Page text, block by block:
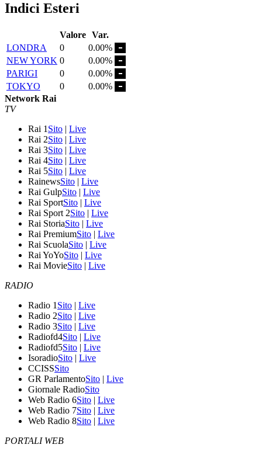
Indici Esteri
Valore Var.
LONDRA
0
0.00%
NEW YORK 0
0.00%
PARIGI
0
0.00%
TOKYO
0
0.00%
Network Rai
TV
Rai 1 Sito | Live
Rai 2Sito | Live
Rai 3Sito | Live
Rai 4Sito | Live
Rai 5Sito | Live
RainewsSito | Live
Rai GulpSito | Live
Rai SportSito | Live
Rai Sport 2Sito | Live
Rai StoriaSito | Live
Rai PremiumSito | Live
Rai ScuolaSito | Live
Rai YoYoSito | Live
Rai MovieSito | Live
RADIO
Radio 1 Sito | Live
Radio 2Sito | Live
Radio 3Sito | Live
Radiofd4Sito | Live
Radiofd5Sito | Live
IsoradioSito | Live
CCISSSito
GR ParlamentoSito | Live
Giornale RadioSito
Web Radio 6Sito | Live
Web Radio 7Sito | Live
Web Radio 8Sito | Live
PORTALI WEB